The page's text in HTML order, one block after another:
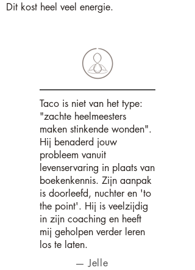
Dit kost heel veel energie.
Taco is niet van het type:
"zachte heelmeesters
maken stinkende wonden".
Hij benaderd jouw
probleem vanuit
levenservaring in plaats van
boekenkennis. Zijn aanpak
is doorleefd, nuchter en 'to
the point'. Hij is veelzijdig
in zijn coaching en heeft
mij geholpen verder leren
los te laten.
— Jelle